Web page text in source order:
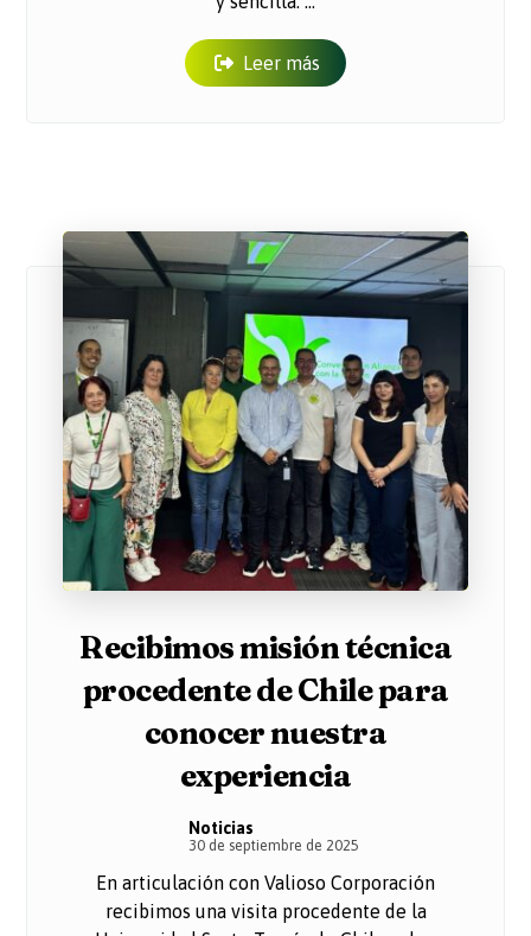
Leer más
Recibimos misión técnica
procedente de Chile para
conocer nuestra
experiencia
Noticias
30 de septiembre de 2025
En articulación con Valioso Corporación
recibimos una visita procedente de la